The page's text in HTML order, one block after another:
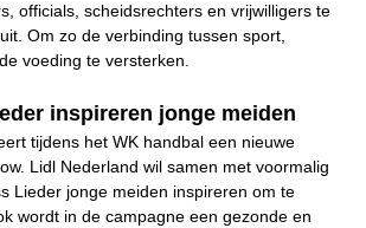
officials, scheidsrechters en vrijwilligers te
Om zo de verbinding tussen sport,
voeding te versterken.
inspireren jonge meiden
tijdens het WK handbal een nieuwe
Lidl Nederland wil samen met voormalig
Lieder jonge meiden inspireren om te
wordt in de campagne een gezonde en